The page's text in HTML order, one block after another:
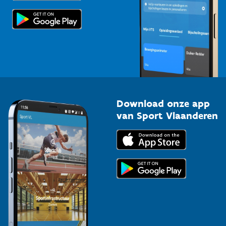
Topsporters
Download onze app
van Sport Vlaanderen